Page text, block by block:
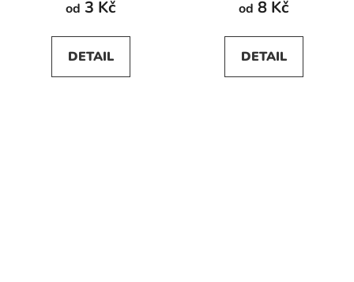
od 3 Kč
DETAIL
od 8 Kč
DETAIL